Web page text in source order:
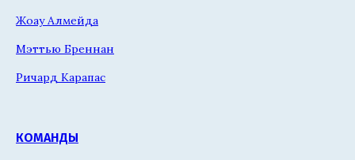
Жоау Алмейда
Мэттью Бреннан
Ричард Карапас
КОМАНДЫ